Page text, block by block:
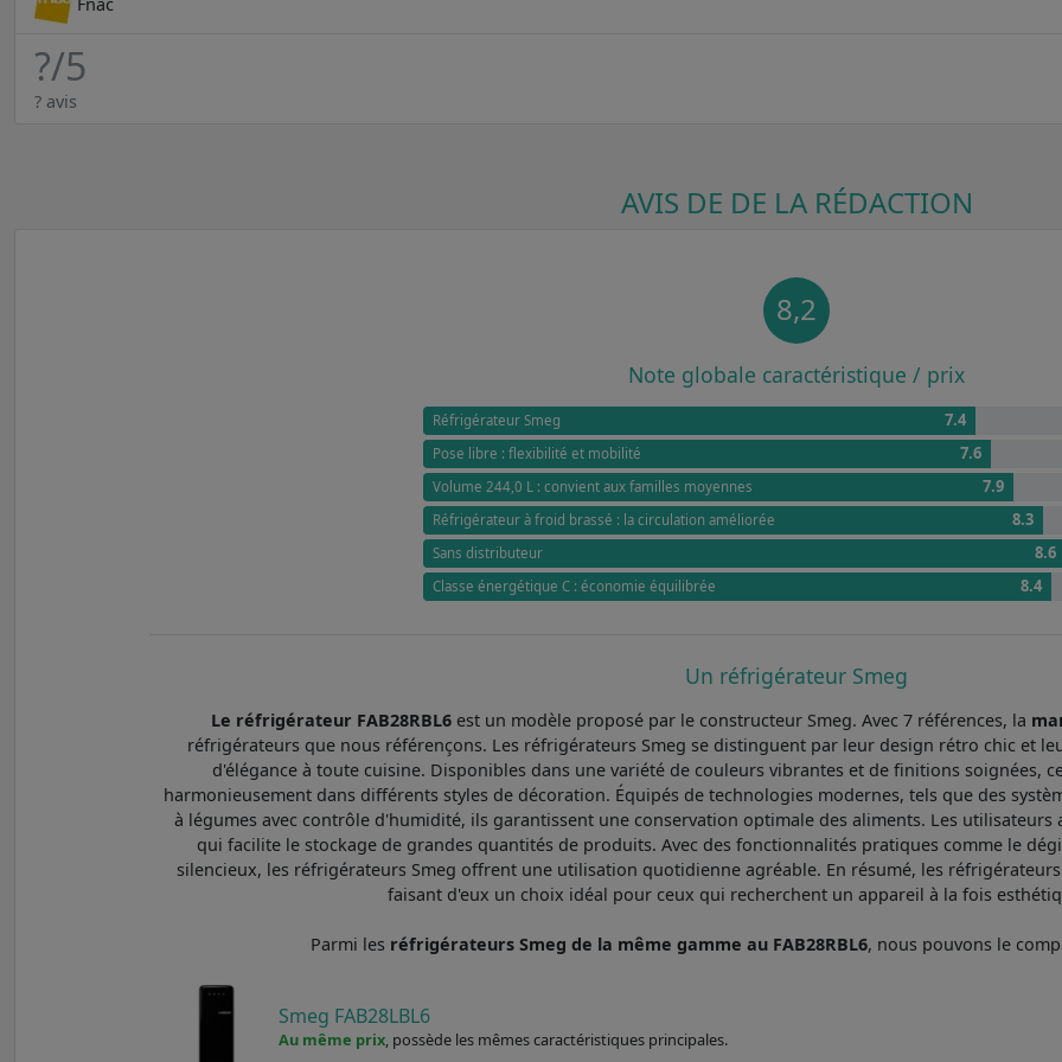
Fnac
?/5
? avis
AVIS DE DE LA RÉDACTION
8,2
Note globale caractéristique / prix
Réfrigérateur Smeg 7.4
Pose libre : flexibilité et mobilité 7.6
Volume 244,0 L : convient aux familles moyennes 7.9
Réfrigérateur à froid brassé : la circulation améliorée 8.3
Sans distributeur 8.6
Classe énergétique C : économie équilibrée 8.4
Un réfrigérateur Smeg
Le réfrigérateur FAB28RBL6 est un modèle proposé par le constructeur Smeg. Avec 7 références, la
réfrigérateurs que nous référençons. Les réfrigérateurs Smeg se distinguent par leur design rétro chic et
d'élégance à toute cuisine. Disponibles dans une variété de couleurs vibrantes et de finitions soignées,
harmonieusement dans différents styles de décoration. Équipés de technologies modernes, tels que des
à légumes avec contrôle d'humidité, ils garantissent une conservation optimale des aliments. Les utilisateurs
qui facilite le stockage de grandes quantités de produits. Avec des fonctionnalités pratiques comme le
silencieux, les réfrigérateurs Smeg offrent une utilisation quotidienne agréable. En résumé, les
faisant d'eux un choix idéal pour ceux qui recherchent un appareil à la fois
Parmi les réfrigérateurs Smeg de la même gamme au FAB28RBL6, nous pouvons le
Smeg FAB28LBL6
Au même prix, possède les mêmes caractéristiques principales.